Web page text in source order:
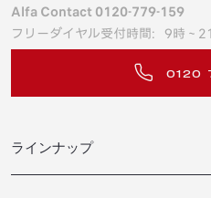
Alfa Contact 0120-779-159
フリーダイヤル受付時間：9時～
0120
ラインナップ